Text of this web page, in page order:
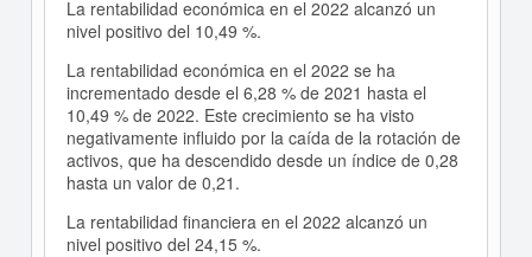
La rentabilidad económica en el 2022 alcanzó un
nivel positivo del 10,49 %.
La rentabilidad económica en el 2022 se ha
incrementado desde el 6,28 % de 2021 hasta el
10,49 % de 2022. Este crecimiento se ha visto
negativamente influido por la caída de la rotación de
activos, que ha descendido desde un índice de 0,28
hasta un valor de 0,21.
La rentabilidad financiera en el 2022 alcanzó un
nivel positivo del 24,15 %.